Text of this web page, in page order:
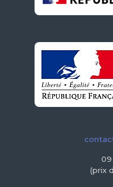
09
(prix